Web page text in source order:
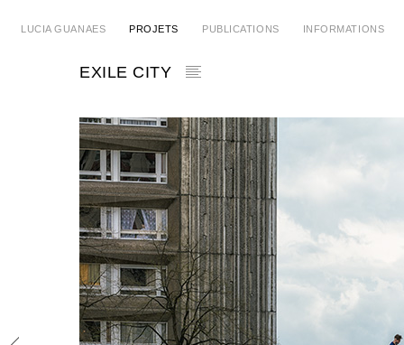
LUCIA GUANAES PROJETS PUBLICATIONS INFORMATIONS
EXILE CITY